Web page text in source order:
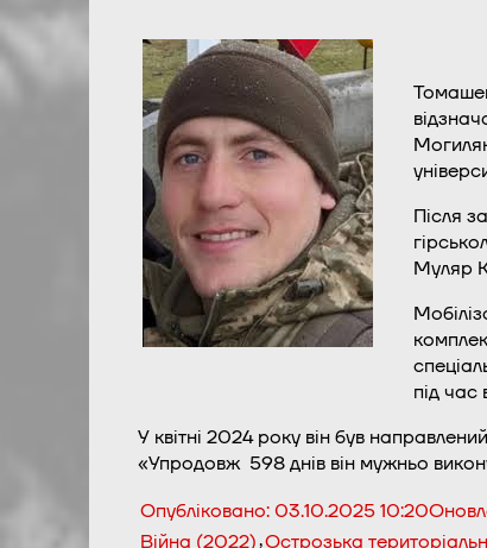
Після
Муляр
під час
У квітні 2024 року він був
«Упродовж 598 днів він мужньо
Опубліковано:03.10.2025 10:20
Війна (2022),Острозька